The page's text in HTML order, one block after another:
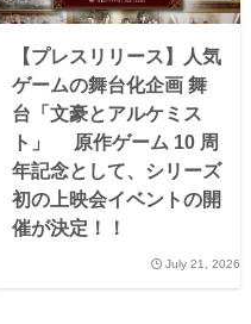
【プレスリリース】人気
ゲームの舞台化企画 舞
台「文豪とアルケミス
ト」 原作ゲーム 10 周
年記念として、シリーズ
初の上映会イベントの開
催が決定！！
July 21, 2026